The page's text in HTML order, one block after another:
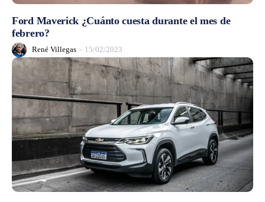
Ford Maverick ¿Cuánto cuesta durante el mes de
febrero?
René Villegas - 15/02/2023